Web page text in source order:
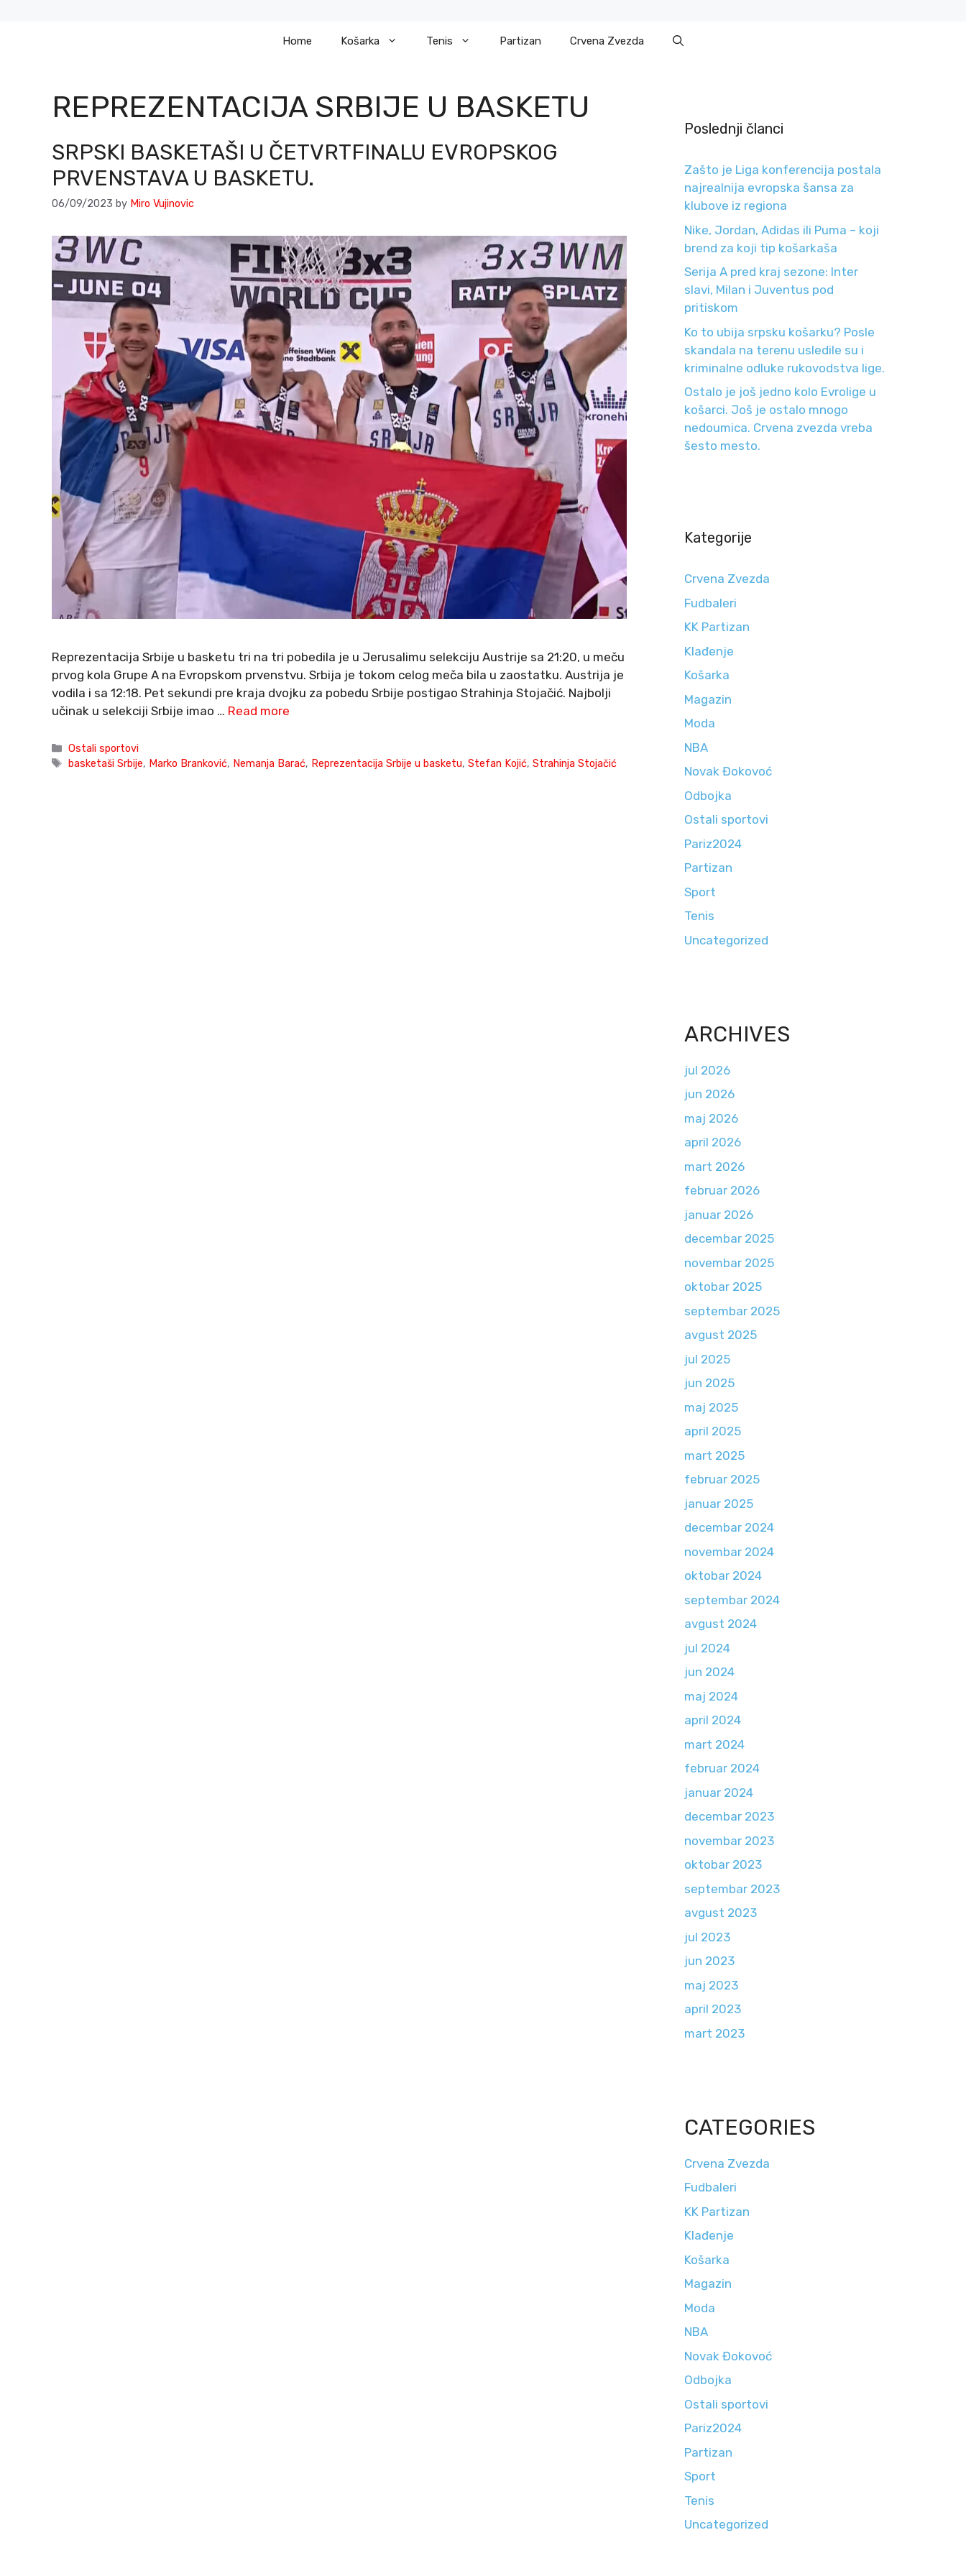
Home Košarka Tenis Partizan Crvena Zvezda
REPREZENTACIJA SRBIJE U BASKETU
SRPSKI BASKETAŠI U ČETVRTFINALU EVROPSKOG
PRVENSTAVA U BASKETU.
06/09/2023 by Miro Vujinovic
Reprezentacija Srbije u basketu tri na tri pobedila je u Jerusalimu selekciju Austrije sa 21:20, u meču
prvog kola Grupe A na Evropskom prvenstvu. Srbija je tokom celog meča bila u zaostatku. Austrija je
vodila i sa 12:18. Pet sekundi pre kraja dvojku za pobedu Srbije postigao Strahinja Stojačić. Najbolji
učinak u selekciji Srbije imao … Read more
Categories
Ostali sportovi
Tags
basketaši Srbije, Marko Branković, Nemanja Barać, Reprezentacija Srbije u basketu,Stefan Kojić,Strahinja Stojačić
Poslednji članci
Zašto je Liga konferencija postala
najrealnija evropska šansa za
klubove iz regiona
Nike, Jordan, Adidas ili Puma – koji
brend za koji tip košarkaša
Serija A pred kraj sezone: Inter
slavi, Milan i Juventus pod
pritiskom
Ko to ubija srpsku košarku? Posle
skandala na terenu usledile su i
kriminalne odluke rukovodstva lige.
Ostalo je još jedno kolo Evrolige u
košarci. Još je ostalo mnogo
nedoumica. Crvena zvezda vreba
šesto mesto.
Kategorije
Crvena Zvezda
Fudbaleri
KK Partizan
Klađenje
Košarka
Magazin
Moda
NBA
Novak Đokovoć
Odbojka
Ostali sportovi
Pariz2024
Partizan
Sport
Tenis
Uncategorized
ARCHIVES
jul 2026
jun 2026
maj 2026
april 2026
mart 2026
februar 2026
januar 2026
decembar 2025
novembar 2025
oktobar 2025
septembar 2025
avgust 2025
jul 2025
jun 2025
maj 2025
april 2025
mart 2025
februar 2025
januar 2025
decembar 2024
novembar 2024
oktobar 2024
septembar 2024
avgust 2024
jul 2024
jun 2024
maj 2024
april 2024
mart 2024
februar 2024
januar 2024
decembar 2023
novembar 2023
oktobar 2023
septembar 2023
avgust 2023
jul 2023
jun 2023
maj 2023
april 2023
mart 2023
CATEGORIES
Crvena Zvezda
Fudbaleri
KK Partizan
Klađenje
Košarka
Magazin
Moda
NBA
Novak Đokovoć
Odbojka
Ostali sportovi
Pariz2024
Partizan
Sport
Tenis
Uncategorized